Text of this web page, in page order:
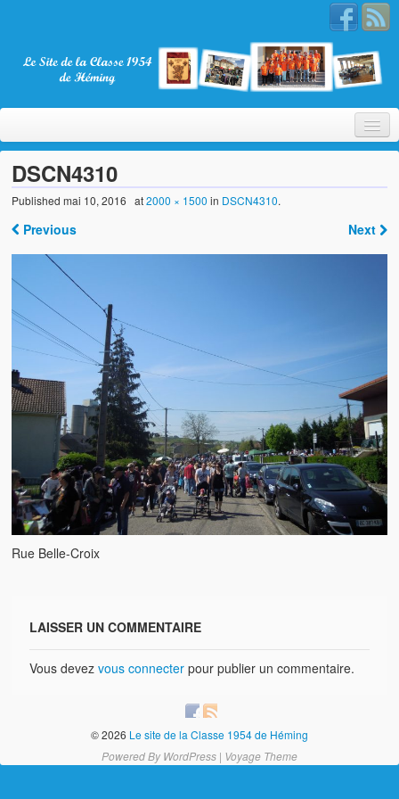
Bienvenue
La Classe 1954
Présentation
Les membres
Nos partenaires
Brocante
Salon multi-collections
Autres animations
La fête foraine
17/05/2015 : LA vidéo souvenir 2015
17/05/2015 : Tous nos membres étaient en action
DSCN4310
Publishedmai 10, 2016 at2000 × 1500 in DSCN4310.
Previous Next
Rue Belle-Croix
LAISSER UN COMMENTAIRE
Vous devezvous connecter pour publier un commentaire.
© 2026 Le site de la Classe 1954 de Héming
Powered By WordPress| Voyage Theme